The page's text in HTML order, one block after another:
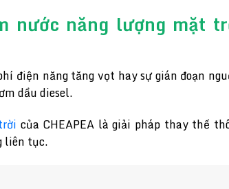
nước năng lượng mặt
điện năng tăng vọt hay sự gián đoạn
dầu diesel.
của CHEAPEA là giải pháp thay thế
liên tục.